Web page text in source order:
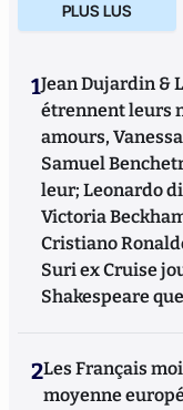
PLUS LUS
1Jean Dujardin &
étrennent leurs
amours,
Samuel
leur; Leonardo
Victoria
Cristiano
Suri ex Cruise
Shakespeare
2Les Français
moyenne